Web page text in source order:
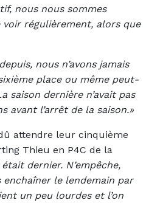
nous nous sommes
voir régulièrement, alors que
nous n’avons jamais
place ou même peut-
saison dernière n’avait pas
avant l’arrêt de la saison.»
attendre leur cinquième
Thieu en P4C de la
dernier. N’empêche,
le lendemain par
un peu lourdes et l’on